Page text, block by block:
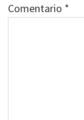
Comentario *